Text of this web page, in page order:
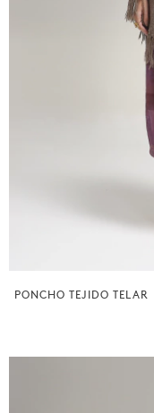
PONCHO TEJIDO TELAR